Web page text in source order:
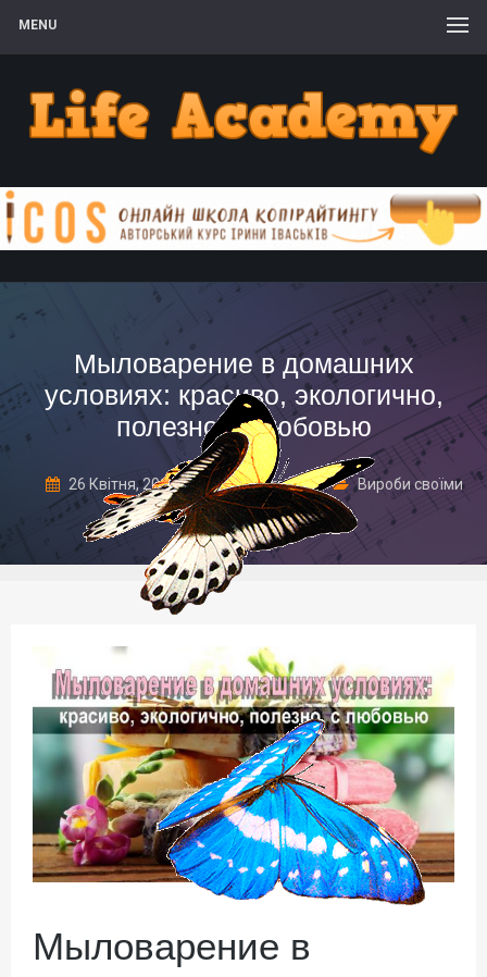
MENU
Мыловарение в домашних
условиях: красиво, экологично,
полезно, с любовью
26 Квітня, 2018 1 Comment
Вироби своїми
руками
Мыловарение в